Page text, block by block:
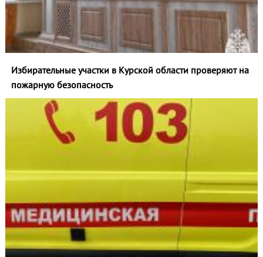
Избирательные участки в Курской области проверяют на
пожарную безопасность